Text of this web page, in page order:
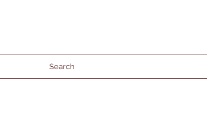
Search